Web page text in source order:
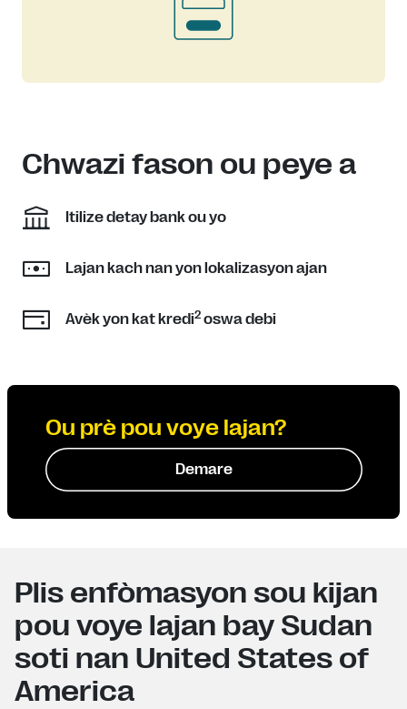
Chwazi fason ou peye a
Itilize detay bank ou yo
Lajan kach nan yon lokalizasyon ajan
Avèk yon kat kredi2 oswa debi
Ou prè pou voye lajan?
Demare
Plis enfòmasyon sou kijan
pou voye lajan bay Sudan
soti nan United States of
America